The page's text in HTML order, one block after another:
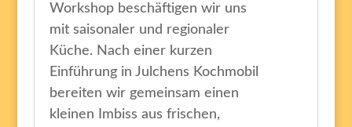
Workshop beschäftigen wir uns
mit saisonaler und regionaler
Küche. Nach einer kurzen
Einführung in Julchens Kochmobil
bereiten wir gemeinsam einen
kleinen Imbiss aus frischen,